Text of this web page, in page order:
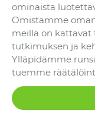
ominaista
Omistamme
meillä on
tutkimuksen ja
Ylläpidämme
tuemme